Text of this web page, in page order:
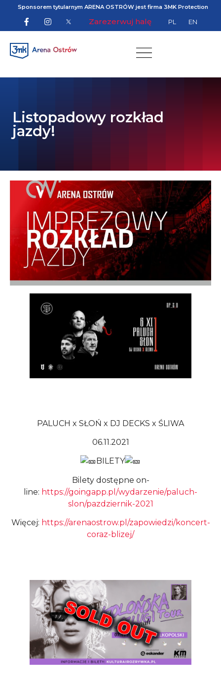
Sponsorem tytularnym ARENA OSTRÓW jest firma 3MK Protection
Zarezerwuj halę PL EN
Listopadowy rozkład
jazdy!
PALUCH x SŁOŃ x DJ DECKS x ŚLIWA
06.11.2021
BILETY
Bilety dostępne on-
line: https://goingapp.pl/wydarzenie/paluch-
slon/pazdziernik-2021
Więcej: https://arenaostrow.pl/zapowiedzi/koncert-
coraz-blizej/